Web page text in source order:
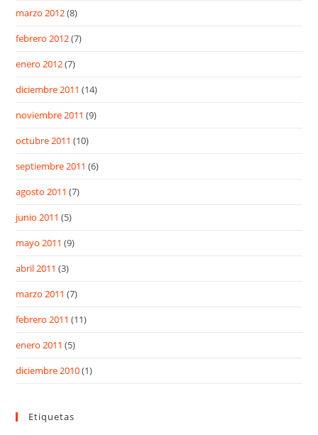
marzo 2012(8)
febrero 2012(7)
enero 2012(7)
diciembre 2011 (14)
noviembre 2011 (9)
octubre 2011 (10)
septiembre 2011 (6)
agosto 2011 (7)
junio 2011 (5)
mayo 2011 (9)
abril 2011 (3)
marzo 2011 (7)
febrero 2011 (11)
enero 2011 (5)
diciembre 2010(1)
Etiquetas